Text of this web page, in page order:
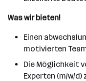
Was wir bieten!
Einen
motivierten
Die Möglichkeit
Experten (m/w/d)